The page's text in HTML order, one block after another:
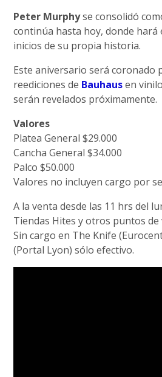
Peter Murphyse consolidó
continúa hasta hoy, donde hará
inicios de su propia historia.
Este aniversario será coronado
reediciones de Bauhausen
serán revelados próximamente.
Valores
Platea General $29.000
Cancha General $34.000
Palco $50.000
Valores no incluyen cargo por
A la venta desde las 11 hrs del
Tiendas Hites y otros puntos
Sin cargo en The Knife
(Portal Lyon) sólo efectivo.